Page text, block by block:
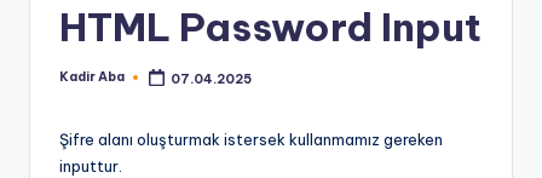
HTML Password Input
Posted
Kadir Aba 07.04.2025
Şifre alanı oluşturmak istersek kullanmamız gereken
inputtur.